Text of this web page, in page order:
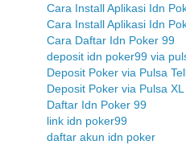
Cara Install Aplikasi Idn
Cara Install Aplikasi Idn
Cara Daftar Idn Poker 99
deposit idn poker99 via
Deposit Poker via Pulsa
Deposit Poker via Pulsa XL
Daftar Idn Poker 99
link idn poker99
daftar akun idn poker